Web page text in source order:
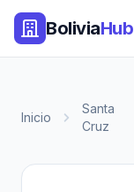
BoliviaHub
Inicio
Santa
Cruz